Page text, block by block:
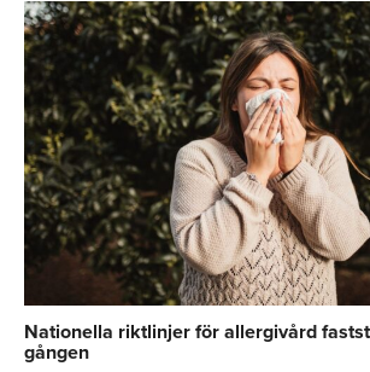
Nationella riktlinjer för allergivård
gången